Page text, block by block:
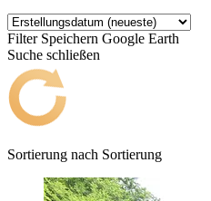
Filter Speichern Google Earth
Suche schließen
Sortierung nach Sortierung